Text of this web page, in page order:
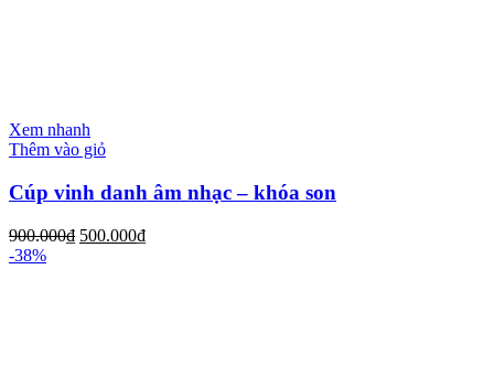
Xem nhanh
Thêm vào giỏ
Cúp vinh danh âm nhạc – khóa son
900.000₫ 500.000₫
-38%